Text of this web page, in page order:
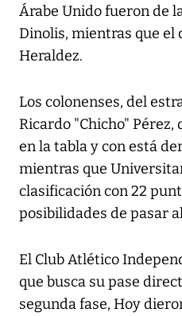
Árabe Unido fueron de
Dinolis, mientras que el
Heraldez.
Los colonenses, del
Ricardo "Chicho" Pérez,
en la tabla y con está
mientras que
clasificación con 22
posibilidades de pasar
El Club Atlético
que busca su pase
segunda fase, Hoy